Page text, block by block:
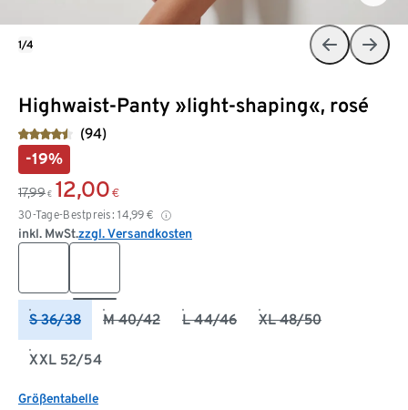
Highwaist-Panty »light-shaping«, rosé
(94)
-19%
17,99 € 12,00 €
30-Tage-Bestpreis: 14,99 €
inkl. MwSt.zzgl. Versandkosten
S 36/38 M 40/42 L 44/46 XL 48/50
XXL 52/54
Größentabelle
1/4